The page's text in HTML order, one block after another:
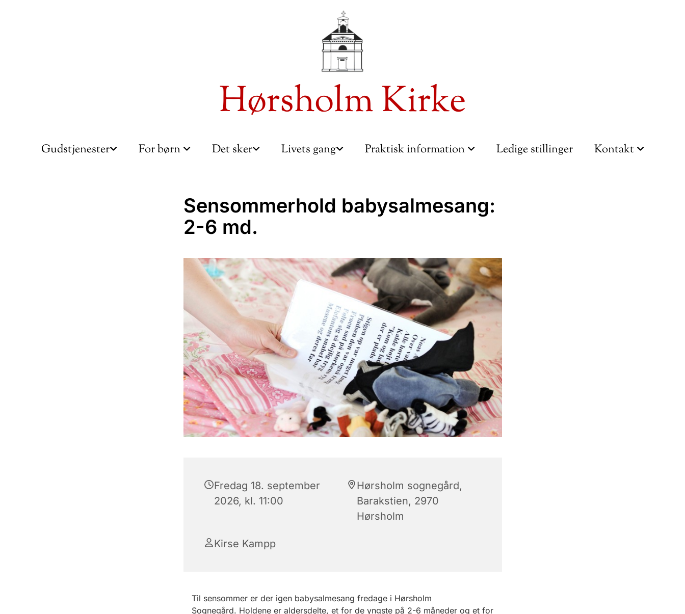
Hørsholm Kirke
Gudstjenester For børn Det sker Livets gang Praktisk information Ledige stillinger Kontakt
Sensommerhold babysalmesang:
2-6 md.
Fredag 18. september
2026, kl. 11:00
Hørsholm sognegård,
Barakstien, 2970
Hørsholm
Kirse Kampp
Til sensommer er der igen babysalmesang fredage i Hørsholm
Sognegård. Holdene er aldersdelte, et for de yngste på 2-6 måneder og et for